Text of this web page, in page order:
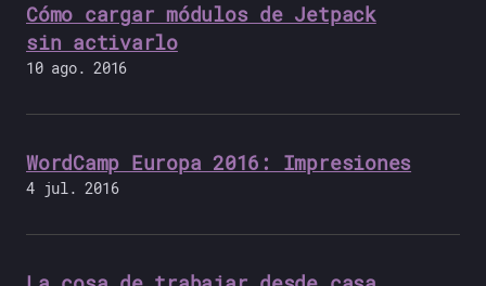
Cómo cargar módulos de Jetpack
sin activarlo
10 ago. 2016
WordCamp Europa 2016: Impresiones
4 jul. 2016